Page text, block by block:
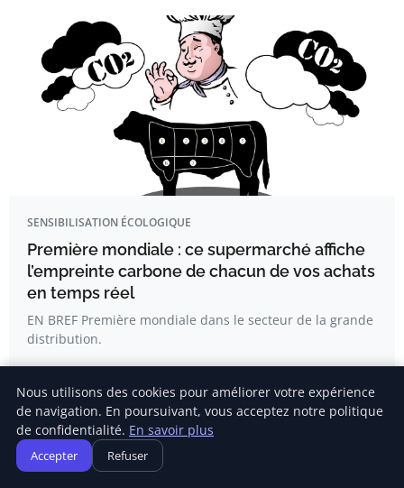
SENSIBILISATION ÉCOLOGIQUE
Première mondiale : ce supermarché affiche
l’empreinte carbone de chacun de vos achats
en temps réel
EN BREF Première mondiale dans le secteur de la grande
distribution.
Delphine Lemaire
Nous utilisons des cookies pour améliorer votre expérience
de navigation. En poursuivant, vous acceptez notre politique
de confidentialité. En savoir plus
Accepter Refuser